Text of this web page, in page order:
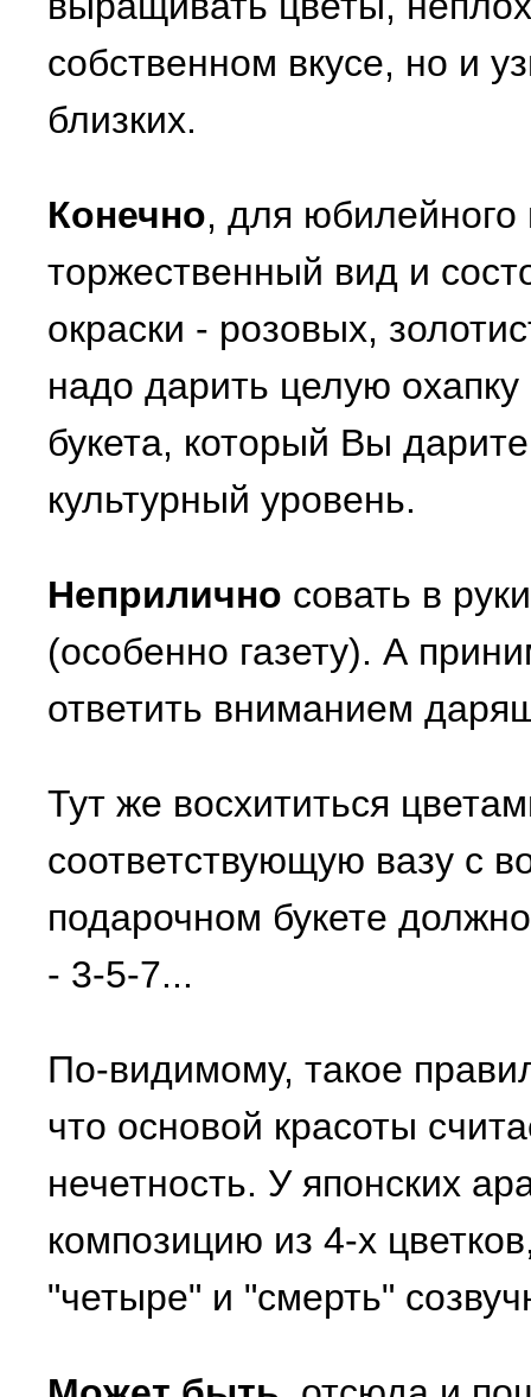
собственном вкусе, но и
близких.
Конечно, для юбилейного
торжественный вид и
окраски - розовых,
надо дарить целую
букета, который Вы
культурный уровень.
Неприлично совать в
(особенно газету). А
ответить вниманием
Тут же восхититься
соответствующую вазу с
подарочном букете
- 3-5-7...
По-видимому, такое
что основой красоты
нечетность. У японских
композицию из 4-х
"четыре" и "смерть"